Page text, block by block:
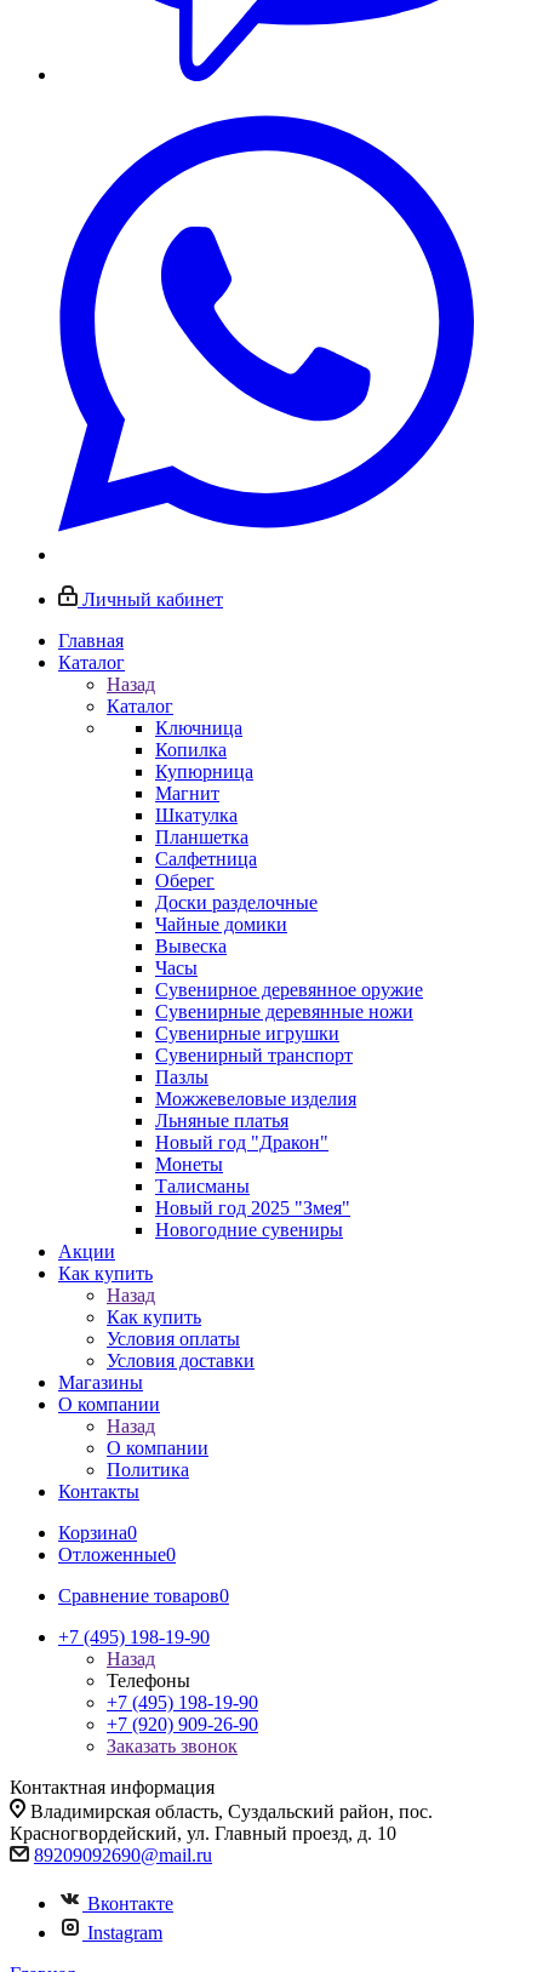
Личный кабинет
Главная
Каталог
Назад
Каталог
Ключница
Копилка
Купюрница
Магнит
Шкатулка
Планшетка
Салфетница
Оберег
Доски разделочные
Чайные домики
Вывеска
Часы
Сувенирное деревянное оружие
Сувенирные деревянные ножи
Сувенирные игрушки
Сувенирный транспорт
Пазлы
Можжевеловые изделия
Льняные платья
Новый год "Дракон"
Монеты
Талисманы
Новый год 2025 "Змея"
Новогодние сувениры
Акции
Как купить
Назад
Как купить
Условия оплаты
Условия доставки
Магазины
О компании
Назад
О компании
Политика
Контакты
Корзина0
Отложенные0
Сравнение товаров0
+7 (495) 198-19-90
Назад
Телефоны
+7 (495) 198-19-90
+7 (920) 909-26-90
Заказать звонок
Контактная информация
Владимирская область, Суздальский район, пос.
Красногвордейский, ул. Главный проезд, д. 10
89209092690@mail.ru
Вконтакте
Instagram